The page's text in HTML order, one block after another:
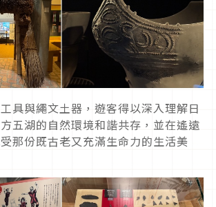
具與繩文土器，遊客得以深入理解日
五湖的自然環境和諧共存，並在遙遠
那份既古老又充滿生命力的生活美